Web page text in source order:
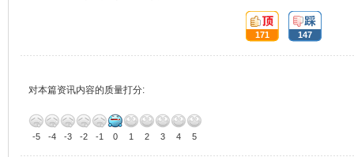
顶:
171
踩:
147
对本篇资讯内容的质量打分:
-5 -4 -3 -2 -1 0 1 2 3 4 5